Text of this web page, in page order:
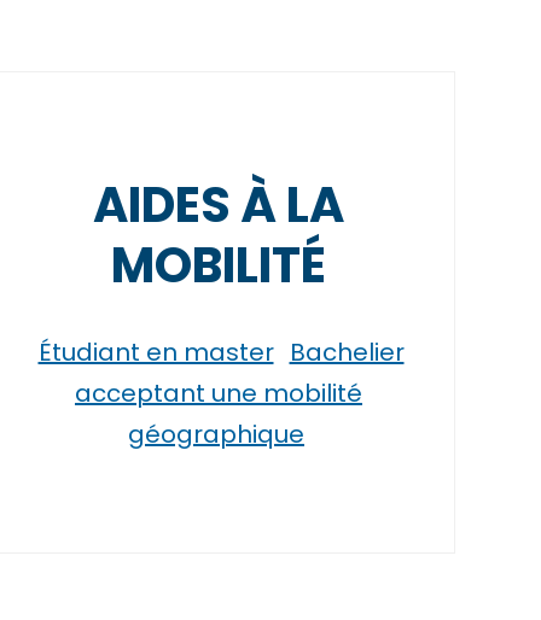
AIDES À LA
MOBILITÉ
Étudiant en master Bachelier
acceptant une mobilité
géographique